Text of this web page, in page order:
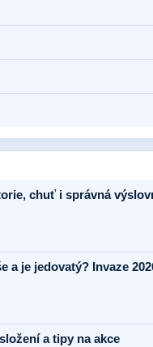
chuť i správná
a je jedovatý? Invaze
a tipy na akce